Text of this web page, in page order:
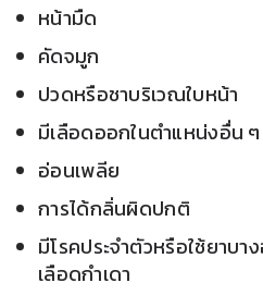
หน้ามืด
คัดจมูก
ปวดหรือชาบริเวณใบหน้า
มีเลือดออกในตำแหน่งอื่น
อ่อนเพลีย
การได้กลิ่นผิดปกติ
มีโรคประจำตัวหรือใช้ยาบา
เลือดกำเดา